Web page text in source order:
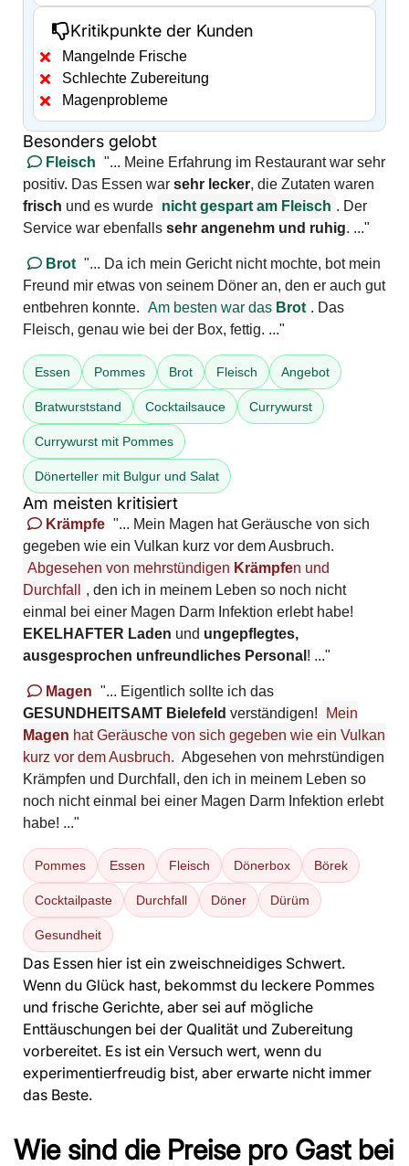
Kritikpunkte der Kunden
Mangelnde Frische
Schlechte Zubereitung
Magenprobleme
Besonders gelobt
Fleisch "... Meine Erfahrung im Restaurant war sehr
positiv. Das Essen war sehr lecker, die Zutaten waren
frisch und es wurde nicht gespart am Fleisch . Der
Service war ebenfalls sehr angenehm und ruhig. ..."
Brot "... Da ich mein Gericht nicht mochte, bot mein
Freund mir etwas von seinem Döner an, den er auch gut
entbehren konnte. Am besten war das Brot . Das
Fleisch, genau wie bei der Box, fettig. ..."
Essen Pommes Brot Fleisch Angebot
Bratwurststand Cocktailsauce Currywurst
Currywurst mit Pommes
Dönerteller mit Bulgur und Salat
Am meisten kritisiert
Krämpfe "... Mein Magen hat Geräusche von sich
gegeben wie ein Vulkan kurz vor dem Ausbruch.
Abgesehen von mehrstündigen Krämpfen und
Durchfall
, den ich in meinem Leben so noch nicht
einmal bei einer Magen Darm Infektion erlebt habe!
EKELHAFTER Laden und ungepflegtes,
ausgesprochen unfreundliches Personal ! ..."
Magen "... Eigentlich sollte ich das
GESUNDHEITSAMT Bielefeld verständigen!
Mein
Magen hat Geräusche von sich gegeben wie ein Vulkan
kurz vor dem Ausbruch. Abgesehen von mehrstündigen
Krämpfen und Durchfall, den ich in meinem Leben so
noch nicht einmal bei einer Magen Darm Infektion erlebt
habe! ..."
Pommes Essen Fleisch Dönerbox Börek
Cocktailpaste Durchfall Döner Dürüm
Gesundheit
Das Essen hier ist ein zweischneidiges Schwert.
Wenn du Glück hast, bekommst du leckere Pommes
und frische Gerichte, aber sei auf mögliche
Enttäuschungen bei der Qualität und Zubereitung
vorbereitet. Es ist ein Versuch wert, wenn du
experimentierfreudig bist, aber erwarte nicht immer
das Beste.
Wie sind die Preise pro Gast bei